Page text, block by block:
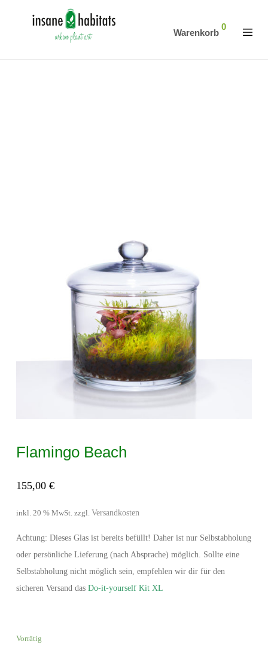
Warenkorb
0
Flamingo Beach
155,00 €
inkl. 20 % MwSt. zzgl. Versandkosten
Achtung: Dieses Glas ist bereits befüllt! Daher ist nur Selbstabholung
oder persönliche Lieferung (nach Absprache) möglich. Sollte eine
Selbstabholung nicht möglich sein, empfehlen wir dir für den
sicheren Versand das Do-it-yourself Kit XL
Vorrätig